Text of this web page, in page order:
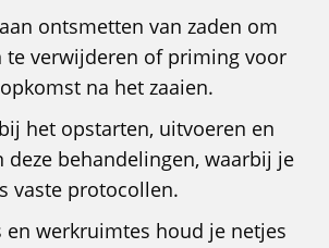
ontsmetten van zaden om
te verwijderen of priming voor
na het zaaien.
het opstarten, uitvoeren en
deze behandelingen, waarbij je
vaste protocollen.
en werkruimtes houd je netjes